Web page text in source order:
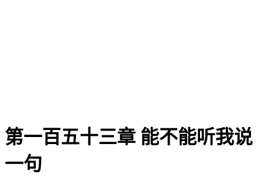
第一百五十三章 能不能听我说
一句